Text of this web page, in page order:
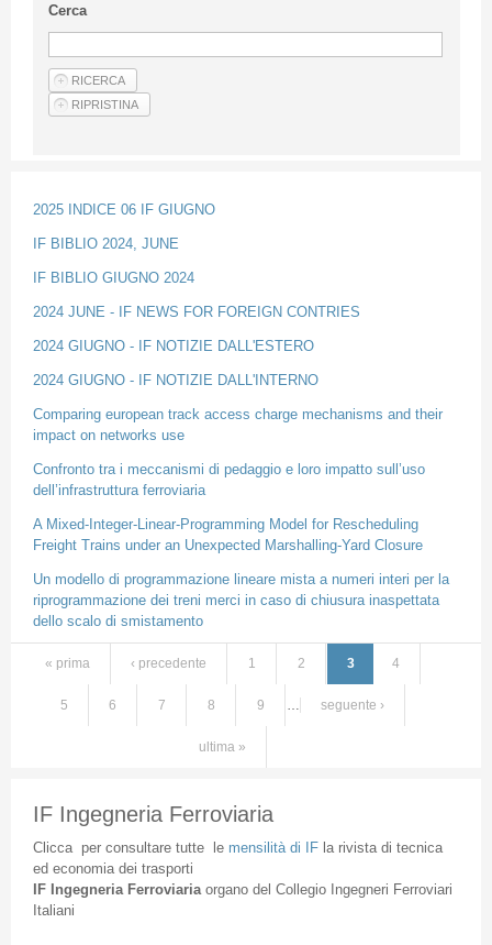
Privacy Policy
Articoli
Cerca
2025 INDICE 06 IF GIUGNO
IF BIBLIO 2024, JUNE
IF BIBLIO GIUGNO 2024
2024 JUNE - IF NEWS FOR FOREIGN CONTRIES
2024 GIUGNO - IF NOTIZIE DALL'ESTERO
2024 GIUGNO - IF NOTIZIE DALL'INTERNO
Comparing european track access charge mechanisms and their
impact on networks use
Confronto tra i meccanismi di pedaggio e loro impatto sull’uso
dell’infrastruttura ferroviaria
A Mixed-Integer-Linear-Programming Model for Rescheduling
Freight Trains under an Unexpected Marshalling-Yard Closure
Un modello di programmazione lineare mista a numeri interi per la
riprogrammazione dei treni merci in caso di chiusura inaspettata
dello scalo di smistamento
Pagine
« prima ‹ precedente 1 2 3 4
5 6 7 8 9 … seguente ›
ultima »
IF Ingegneria Ferroviaria
Cliccaper consultare tuttele mensilità di IFla rivista di tecnica
ed economia dei trasporti
IF Ingegneria Ferroviaria organodel Collegio Ingegneri Ferroviari
Italiani